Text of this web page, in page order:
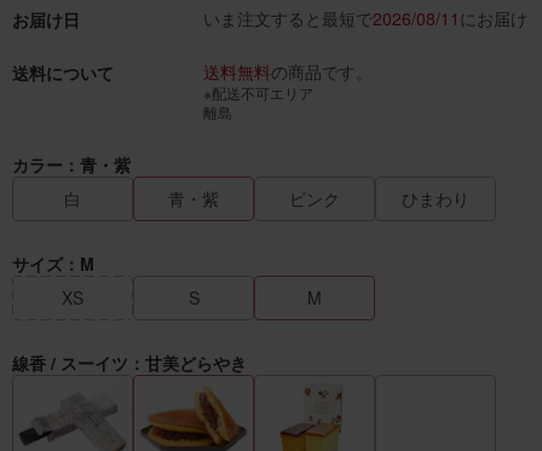
お届け日
いま注文すると最短で2026/08/11 にお届け
送料について 送料無料の商品です。
※配送不可エリア
離島
カラー：青・紫
白
青・紫 ピンク ひまわり
サイズ：M
XS
S M
線香 / スーイツ：甘美どらやき